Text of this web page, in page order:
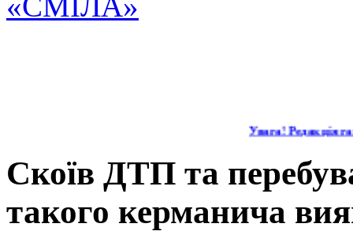
Увага! Редакція
Скоїв ДТП та
такого керманича